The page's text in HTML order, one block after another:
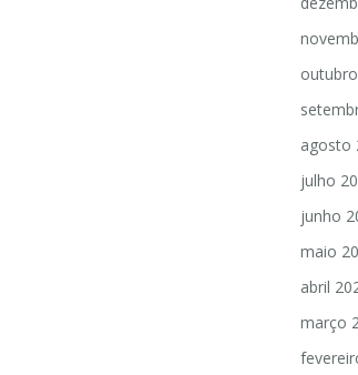
agosto
julho
junho
maio
abril
março